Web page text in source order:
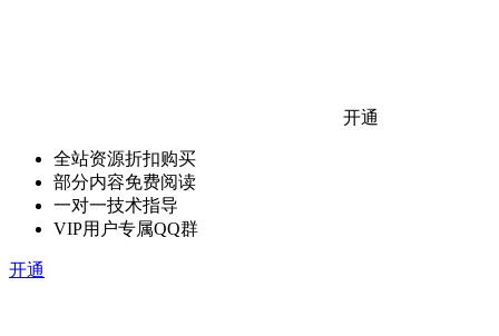
开通
全站资源折扣购买
部分内容免费阅读
一对一技术指导
VIP用户专属QQ群
开通